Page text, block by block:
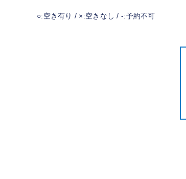
○:空き有り / ×:空きなし / -:予約不可